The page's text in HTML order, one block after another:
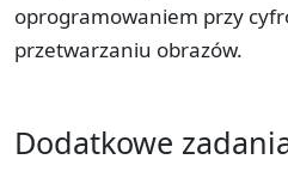
oprogramowaniem przy
przetwarzaniu obrazów.
Dodatkowe